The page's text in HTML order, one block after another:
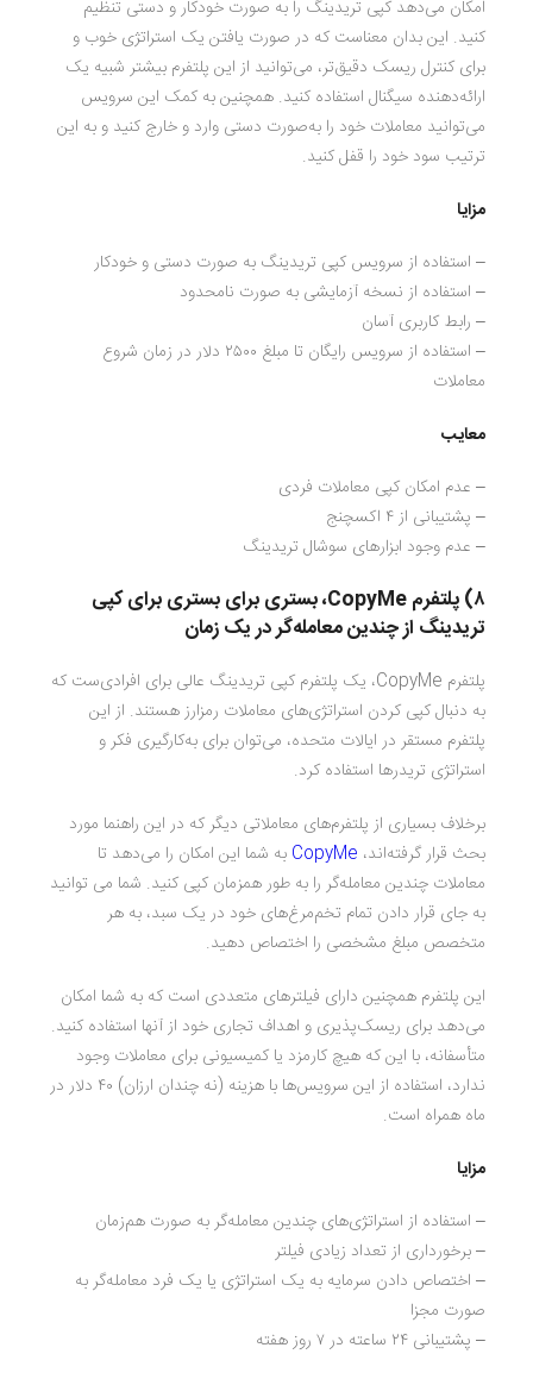
امکان می‌دهد کپی تریدینگ را به صورت خودکار و دستی تنظیم
کنید. این بدان معناست که در صورت یافتن یک استراتژی خوب و
برای کنترل ریسک دقیق‌تر، می‌توانید از این پلتفرم بیشتر شبیه یک
ارائه‌دهنده سیگنال استفاده کنید. همچنین به کمک این سرویس
می‌توانید معاملات خود را به‌صورت دستی وارد و خارج کنید و به این
ترتیب سود خود را قفل کنید.
مزایا
– استفاده از سرویس کپی تریدینگ به صورت دستی و خودکار
– استفاده از نسخه آزمایشی به صورت نامحدود
– رابط کاربری آسان
– استفاده از سرویس رایگان تا مبلغ ۲۵۰۰ دلار در زمان شروع
معاملات
معایب
– عدم امکان کپی معاملات فردی
– پشتیبانی از ۴ اکسچنج
– عدم وجود ابزارهای سوشال تریدینگ
۸) پلتفرم CopyMe، بستری برای بستری برای کپی
تریدینگ از چندین معامله‌گر در یک زمان
پلتفرم CopyMe، یک پلتفرم کپی تریدینگ عالی برای افرادی‌ست که
به دنبال کپی کردن استراتژی‌های معاملات رمزارز هستند. از این
پلتفرم مستقر در ایالات متحده، می‌توان برای به‌کارگیری فکر و
استراتژی تریدرها استفاده کرد.
برخلاف بسیاری از پلتفرم‌های معاملاتی دیگر که در این راهنما مورد
بحث قرار گرفته‌اند، CopyMe به شما این امکان را می‌دهد تا
معاملات چندین معامله‌گر را به طور همزمان کپی کنید. شما می توانید
به جای قرار دادن تمام تخم‌مرغ‌های خود در یک سبد، به هر
متخصص مبلغ مشخصی را اختصاص دهید.
این پلتفرم همچنین دارای فیلترهای متعددی است که به شما امکان
می‌دهد برای ریسک‌پذیری و اهداف تجاری خود از آنها استفاده کنید.
متأسفانه، با این که هیچ کارمزد یا کمیسیونی برای معاملات وجود
ندارد، استفاده از این سرویس‌ها با هزینه (نه چندان ارزان) ۴۰ دلار در
ماه همراه است.
مزایا
– استفاده از استراتژی‌های چندین معامله‌گر به صورت هم‌زمان
– برخورداری از تعداد زیادی فیلتر
– اختصاص دادن سرمایه به یک استراتژی یا یک فرد معامله‌گر به
صورت مجزا
– پشتیبانی ۲۴ ساعته در ۷ روز هفته